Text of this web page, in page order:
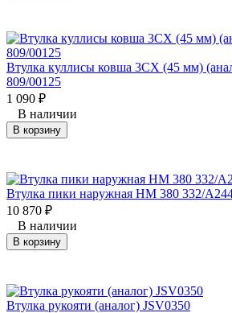
Втулка куллисы ковша 3СХ (45 мм)
809/00125
1 090 ₽
В наличии
В корзину
Втулка пики наружная НМ 380 332/
10 870 ₽
В наличии
В корзину
Втулка рукояти (аналог) JSV0350